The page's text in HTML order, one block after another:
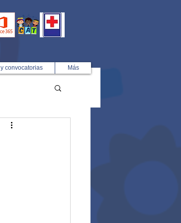
y convocatorias Más